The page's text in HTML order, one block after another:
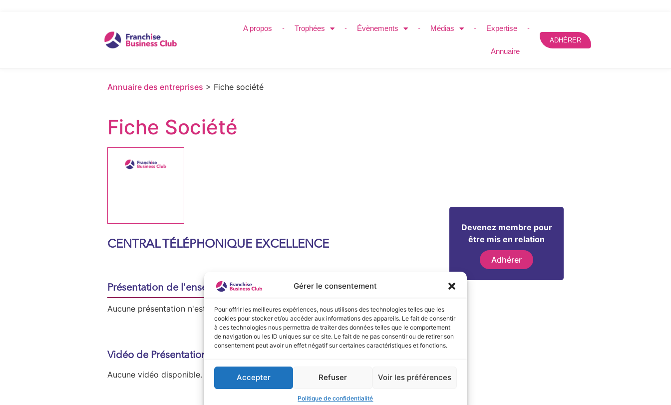
Gérer le consentement
Pour offrir les meilleures expériences, nous utilisons des technologies telles que les
cookies pour stocker et/ou accéder aux informations des appareils. Le fait de consentir
à ces technologies nous permettra de traiter des données telles que le comportement
de navigation ou les ID uniques sur ce site. Le fait de ne pas consentir ou de retirer son
consentement peut avoir un effet négatif sur certaines caractéristiques et fonctions.
Accepter Refuser Voir les préférences
Politique de confidentialité
A propos Trophées Évènements Médias Expertise
Annuaire
ADHÉRER
Annuaire des entreprises > Fiche société
Devenez membre pour
être mis en relation
Adhérer
Fiche Société
CENTRAL TÉLÉPHONIQUE EXCELLENCE
Présentation de l'enseigne :
Aucune présentation n'est disponible actuellement !
Vidéo de Présentation
Aucune vidéo disponible.